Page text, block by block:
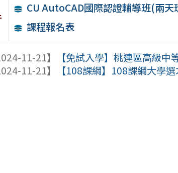
CU AutoCAD國際認證輔導班(兩天
課程報名表
11-21】
【免試入學】桃連區高級
11-21】
【108課綱】108課綱大學